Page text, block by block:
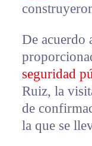
De acuerdo
seguridad
Ruiz, la
de
la que se